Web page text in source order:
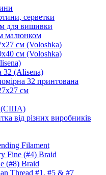
серветки
для вишивки
малюнком
см (Voloshka)
см (Voloshka)
32 (Alisena)
32 принтована
см
(США)
від різних виробників
Filament
Fine (#4) Braid
(#8) Braid
Thread #1, #5 & #7